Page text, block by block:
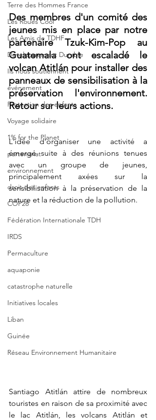
Terre des Hommes France
Les Roues Cool
Les Amis de TDHF
Développement Durable
Ils nous soutiennent
événement
Protection des enfants
Voyage solidaire
1% for the Planet
partenariat
environnement
droit des enfants
COP28
Fédération Internationale TDH
IRDS
Permaculture
aquaponie
catastrophe naturelle
Initiatives locales
Liban
Guinée
Réseau Environnement Humanitaire
Des membres d'un comité des
jeunes mis en place par notre
partenaire Tzuk-Kim-Pop au
Guatemala ont escaladé le
volcan Atitlán pour installer des
panneaux de sensibilisation à la
préservation l'environnement.
Retour sur leurs actions.
L'idée d'organiser une activité a
émergé suite à des réunions tenues
avec un groupe de jeunes,
principalement axées sur la
sensibilisation à la préservation de la
nature et la réduction de la pollution.
Santiago Atitlán attire de nombreux
touristes en raison de sa proximité avec
le lac Atitlán, les volcans Atitlán et